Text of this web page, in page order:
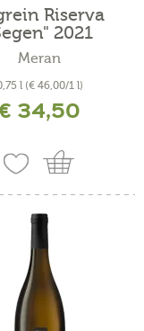
Riserva
2021
Meran
l (€ 46,00/1 l)
34,50